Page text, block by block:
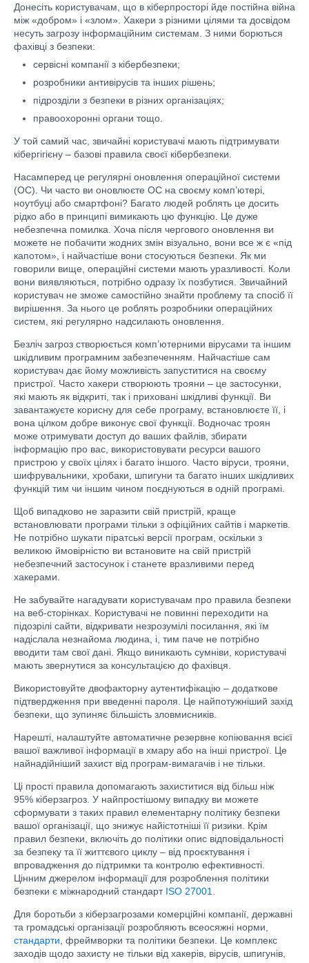
Донесіть користувачам, що в кіберпросторі йде постійна війна
між «добром» і «злом». Хакери з різними цілями та досвідом
несуть загрозу інформаційним системам. З ними борються
фахівці з безпеки:
сервісні компанії з кібербезпеки;
розробники антивірусів та інших рішень;
підрозділи з безпеки в різних організаціях;
правоохоронні органи тощо.
У той самий час, звичайні користувачі мають підтримувати
кібергігієну – базові правила своєї кібербезпеки.
Насамперед це регулярні оновлення операційної системи
(ОС). Чи часто ви оновлюєте ОС на своєму комп’ютері,
ноутбуці або смартфоні? Багато людей роблять це досить
рідко або в принципі вимикають цю функцію. Це дуже
небезпечна помилка. Хоча після чергового оновлення ви
можете не побачити жодних змін візуально, вони все ж є «під
капотом», і найчастіше вони стосуються безпеки. Як ми
говорили вище, операційні системи мають уразливості. Коли
вони виявляються, потрібно одразу їх позбутися. Звичайний
користувач не зможе самостійно знайти проблему та спосіб її
вирішення. За нього це роблять розробники операційних
систем, які регулярно надсилають оновлення.
Безліч загроз створюється комп’ютерними вірусами та іншим
шкідливим програмним забезпеченням. Найчастіше сам
користувач дає йому можливість запуститися на своєму
пристрої. Часто хакери створюють трояни – це застосунки,
які мають як відкриті, так і приховані шкідливі функції. Ви
завантажуєте корисну для себе програму, встановлюєте її, і
вона цілком добре виконує свої функції. Водночас троян
може отримувати доступ до ваших файлів, збирати
інформацію про вас, використовувати ресурси вашого
пристрою у своїх цілях і багато іншого. Часто віруси, трояни,
шифрувальники, хробаки, шпигуни та багато інших шкідливих
функцій тим чи іншим чином поєднуються в одній програмі.
Щоб випадково не заразити свій пристрій, краще
встановлювати програми тільки з офіційних сайтів і маркетів.
Не потрібно шукати піратські версії програм, оскільки з
великою ймовірністю ви встановите на свій пристрій
небезпечний застосунок і станете вразливими перед
хакерами.
Не забувайте нагадувати користувачам про правила безпеки
на веб-сторінках. Користувачі не повинні переходити на
підозрілі сайти, відкривати незрозумілі посилання, які їм
надіслала незнайома людина, і, тим паче не потрібно
вводити там свої дані. Якщо виникають сумніви, користувачі
мають звернутися за консультацією до фахівця.
Використовуйте двофакторну аутентифікацію – додаткове
підтвердження при введенні пароля. Це найпотужніший захід
безпеки, що зупиняє більшість зловмисників.
Нарешті, налаштуйте автоматичне резервне копіювання всієї
вашої важливої інформації в хмару або на інші пристрої. Це
найнадійніший захист від програм-вимагачів і не тільки.
Ці прості правила допомагають захиститися від більш ніж
95% кіберзагроз. У найпростішому випадку ви можете
сформувати з таких правил елементарну політику безпеки
вашої організації, що знижує найістотніші її ризики. Крім
правил безпеки, включіть до політики опис відповідальності
за безпеку та її життєвого циклу – від проєктування і
впровадження до підтримки та контролю ефективності.
Цінним джерелом інформації для розроблення політики
безпеки є міжнародний стандарт ISO 27001
Для боротьби з кіберзагрозами комерційні компанії, державні
та громадські організації розробляють всеосяжні норми,
стандарти , фреймворки та політики безпеки. Це комплекс
заходів щодо захисту не тільки від хакерів, вірусів, шпигунів,